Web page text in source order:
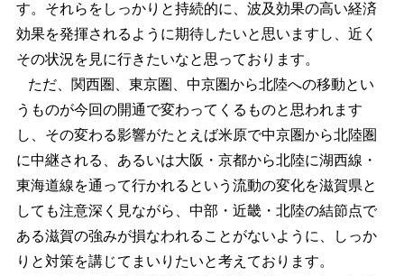
す。それらをしっかりと持続的に、波及効果の高い経済
効果を発揮されるように期待したいと思いますし、近く
その状況を見に行きたいなと思っております。
ただ、関西圏、東京圏、中京圏から北陸への移動とい
うものが今回の開通で変わってくるものと思われます
し、その変わる影響がたとえば米原で中京圏から北陸圏
に中継される、あるいは大阪・京都から北陸に湖西線・
東海道線を通って行かれるという流動の変化を滋賀県と
しても注意深く見ながら、中部・近畿・北陸の結節点で
ある滋賀の強みが損なわれることがないように、しっか
りと対策を講じてまいりたいと考えております。